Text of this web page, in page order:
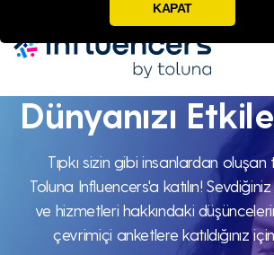
KAPAT
Dünyanızı
Dünyanızı
Tıpkı sizin gibi insanlardan
Toluna Influencers'a katılın!
ve hizmetleri hakkındaki
çevrimiçi anketlere katıldığınız